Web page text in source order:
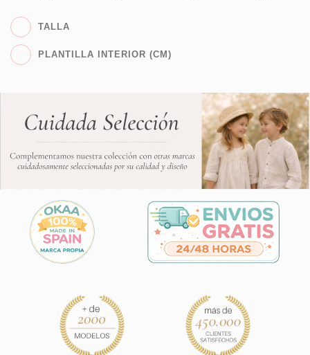
TALLA
PLANTILLA INTERIOR (CM)